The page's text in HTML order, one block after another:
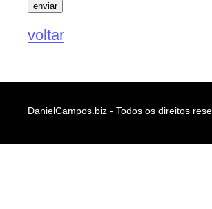
voltar
DanielCampos.biz - Todos os direitos